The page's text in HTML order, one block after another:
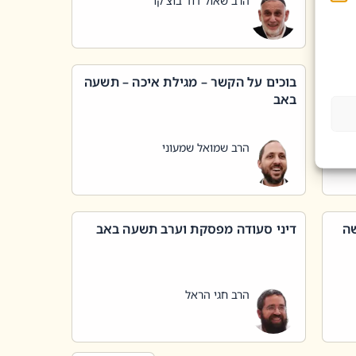
בוכים על הקשר – מגילת איכה – תשעה
באב
הרב שמואל שמעוני
דיני סעודה מפסקת וערב תשעה באב
הרב חגי הראל